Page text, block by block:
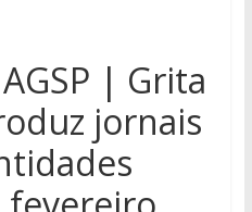
| Grita
jornais